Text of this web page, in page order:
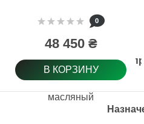
Вид
0
48 450 ₴
В КОРЗИНУ
масляный